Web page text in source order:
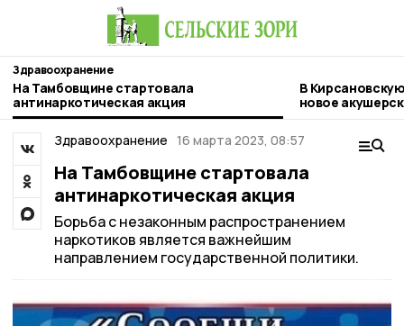
Здравоохранение
На Тамбовщине стартовала
антинаркотическая акция
В
новое
Здравоохранение 16 марта 2023, 08:57
На Тамбовщине стартовала
антинаркотическая акция
Борьба с незаконным распространением
наркотиков является важнейшим
направлением государственной политики.